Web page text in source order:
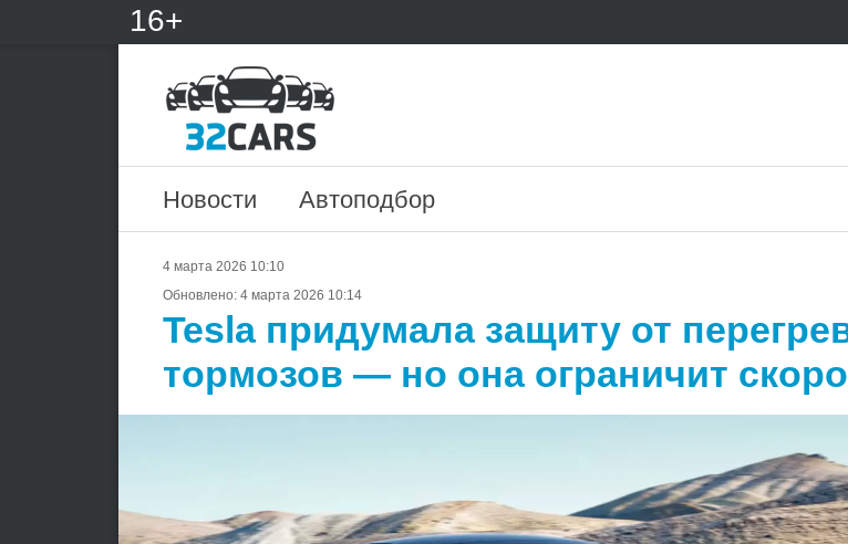
16+
Новости Автоподбор
4 марта 2026 10:10
Обновлено: 4 марта 2026 10:14
Tesla придумала защиту от
тормозов — но она ограничит